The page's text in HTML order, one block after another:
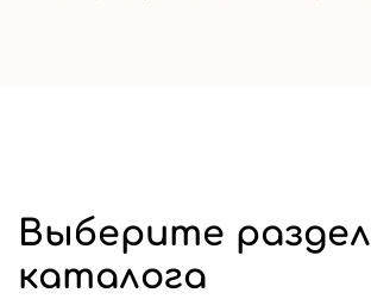
Выберите раздел
каталога